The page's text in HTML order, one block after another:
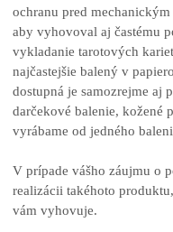
ochranu pred
aby vyhovoval aj častému
vykladanie tarotových
najčastejšie balený v
dostupná je samozrejme aj
darčekové balenie, kožené
vyrábame od jedného
V prípade vášho záujmu o
realizácii takéhoto
vám vyhovuje.